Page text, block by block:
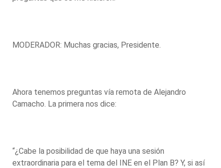
MODERADOR: Muchas gracias, Presidente.
Ahora tenemos preguntas vía remota de Alejandro
Camacho. La primera nos dice:
“¿Cabe la posibilidad de que haya una sesión
extraordinaria para el tema del INE en el Plan B? Y, si así